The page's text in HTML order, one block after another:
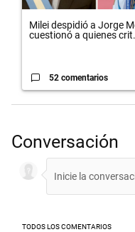
Milei despidió a Jorge
cuestionó a quienes
52 comentarios
Conversación
TODOS LOS COMENTARIOS